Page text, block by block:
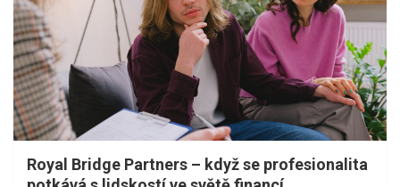
Royal Bridge Partners – když se profesionalita